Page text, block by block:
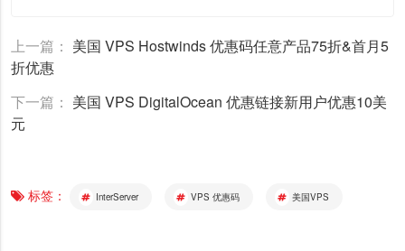
上一篇： 美国 VPS Hostwinds 优惠码任意产品75折&首月5
折优惠
下一篇： 美国 VPS DigitalOcean 优惠链接新用户优惠10美
元
标签： InterServer VPS 优惠码 美国VPS